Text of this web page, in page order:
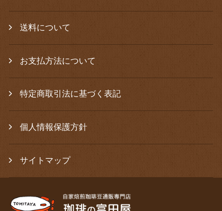
送料について
お支払方法について
特定商取引法に基づく表記
個人情報保護方針
サイトマップ